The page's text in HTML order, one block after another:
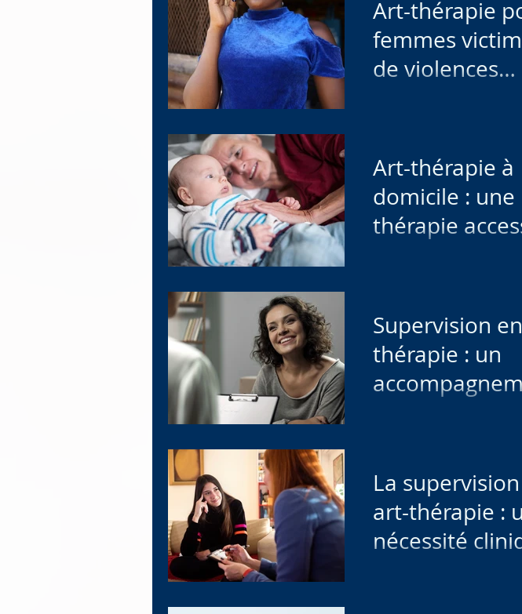
Art-thérapie
femmes
de violences
Art-thérapie à
domicile : une
thérapie
se déplacer
Supervision en
thérapie : un
sécuriser votre
pratique
La
art-thérapie :
nécessité